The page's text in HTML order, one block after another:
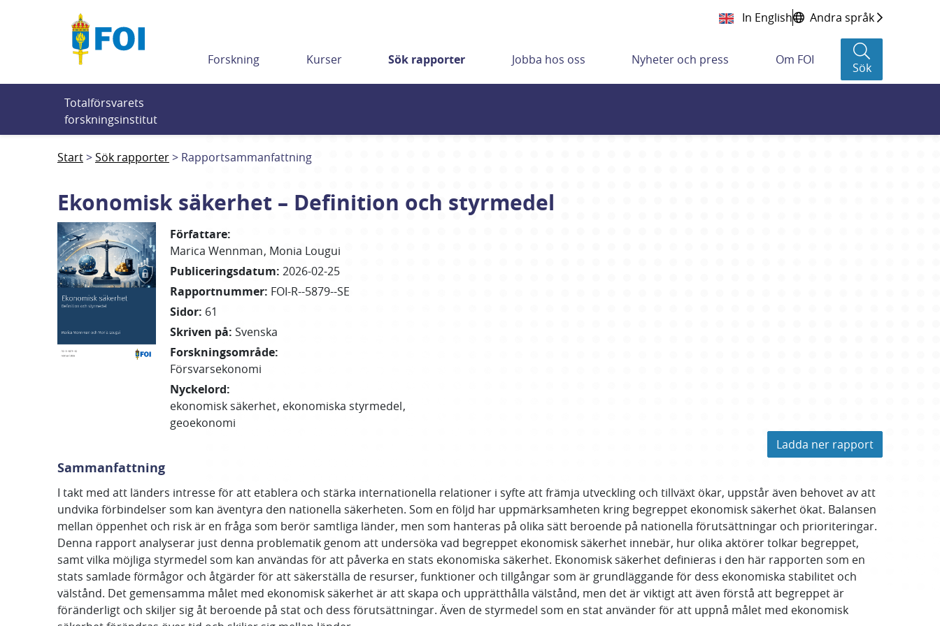
In English Andra språk
Forskning Kurser Sök rapporter Jobba hos oss Nyheter och press Om FOI
Sök
Totalförsvarets
forskningsinstitut
Start Sök rapporter Rapportsammanfattning
Ekonomisk säkerhet – Definition och styrmedel
Författare:
Marica Wennman Monia Lougui
Publiceringsdatum: 2026-02-25
Rapportnummer: FOI-R--5879--SE
Sidor: 61
Skriven på: Svenska
Forskningsområde:
Försvarsekonomi
Nyckelord:
ekonomisk säkerhet ekonomiska styrmedel
geoekonomi
Ladda ner rapport
Sammanfattning
I takt med att länders intresse för att etablera och stärka internationella relationer i syfte att främja utveckling och tillväxt ökar, uppstår även behovet av att
undvika förbindelser som kan äventyra den nationella säkerheten. Som en följd har uppmärksamheten kring begreppet ekonomisk säkerhet ökat. Balansen
mellan öppenhet och risk är en fråga som berör samtliga länder, men som hanteras på olika sätt beroende på nationella förutsättningar och prioriteringar.
Denna rapport analyserar just denna problematik genom att undersöka vad begreppet ekonomisk säkerhet innebär, hur olika aktörer tolkar begreppet,
samt vilka möjliga styrmedel som kan användas för att påverka en stats ekonomiska säkerhet. Ekonomisk säkerhet definieras i den här rapporten som en
stats samlade förmågor och åtgärder för att säkerställa de resurser, funktioner och tillgångar som är grundläggande för dess ekonomiska stabilitet och
välstånd. Det gemensamma målet med ekonomisk säkerhet är att skapa och upprätthålla välstånd, men det är viktigt att även förstå att begreppet är
föränderligt och skiljer sig åt beroende på stat och dess förutsättningar. Även de styrmedel som en stat använder för att uppnå målet med ekonomisk